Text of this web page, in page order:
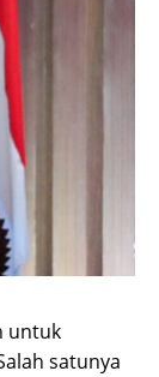
untuk
satunya